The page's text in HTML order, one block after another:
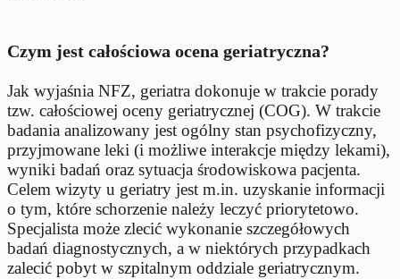
Czym jest całościowa ocena geriatryczna?
Jak wyjaśnia NFZ, geriatra dokonuje w trakcie porady
tzw. całościowej oceny geriatrycznej (COG). W trakcie
badania analizowany jest ogólny stan psychofizyczny,
przyjmowane leki (i możliwe interakcje między lekami),
wyniki badań oraz sytuacja środowiskowa pacjenta.
Celem wizyty u geriatry jest m.in. uzyskanie informacji
o tym, które schorzenie należy leczyć priorytetowo.
Specjalista może zlecić wykonanie szczegółowych
badań diagnostycznych, a w niektórych przypadkach
zalecić pobyt w szpitalnym oddziale geriatrycznym.